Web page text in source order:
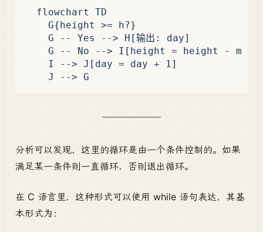
  flowchart TD
    G{height >= h?}
    G -- Yes --> H[输出: day]
G -- No --> I[height = height - m +
    I --> J[day = day + 1]
分析可以发现，这里的循环是由一个条件控制的。如果
满足某一条件则一直循环，否则退出循环。
在 C 语言里，这种形式可以使用 while 语句表达，其基
本形式为：